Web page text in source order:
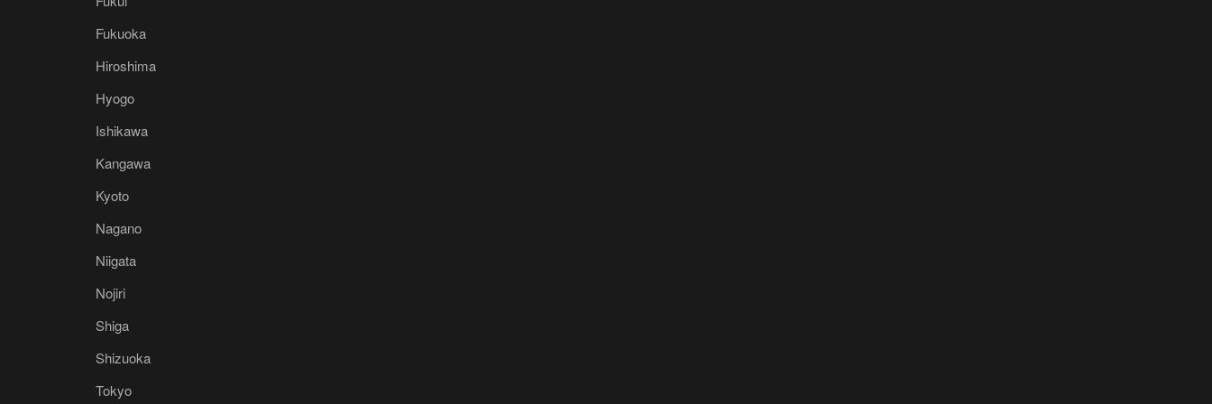
Fukuoka
Hiroshima
Hyogo
Ishikawa
Kangawa
Kyoto
Nagano
Niigata
Nojiri
Shiga
Shizuoka
Tokyo